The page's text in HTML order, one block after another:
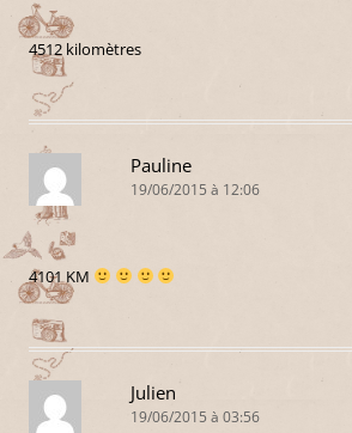
4512 kilomètres
Pauline
19/06/2015 à 12:06
4101 KM
Julien
19/06/2015 à 03:56